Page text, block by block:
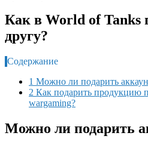
Как в World of Tanks
другу?
Содержание
1 Можно ли подарить
2 Как подарить продукцию
wargaming?
Можно ли подарить